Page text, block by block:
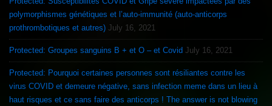
polymorphismes génétiques et l’auto-immunité (auto-anticorps
prothrombotiques et autres) July 16, 2021
Protected: Groupes sanguins B + et O – et Covid July 16, 2021
Protected: Pourquoi certaines personnes sont résiliantes contre les
virus COVID et demeure négative, sans infection meme dans un lieu à
haut risques et ce sans faire des anticorps ! The answer is not blowing